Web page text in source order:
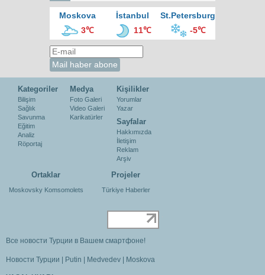
Moskova İstanbul
St.Petersburg
3℃
11℃ -5℃
Kategoriler
Bilişim
Sağlık
Savunma
Eğitim
Analiz
Röportaj
Medya
Foto Galeri
Video Galeri
Karikatürler
Kişilikler
Yorumlar
Yazar
Sayfalar
Hakkımızda
İletişim
Reklam
Arşiv
Ortaklar
Moskovsky Komsomolets
Projeler
Türkiye Haberler
Все новости Турции в Вашем смартфоне!
Новости Турции Putin Medvedev Moskova